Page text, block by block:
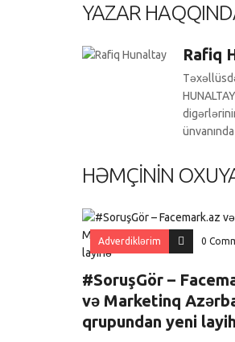
YAZAR
Rafiq
HƏMÇININ
Adverdiklərim 0
#SoruşGör –
və Marketinq
qrupundan yeni